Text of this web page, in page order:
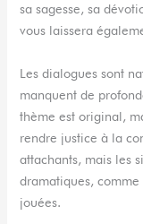
sa sagesse, sa
vous laissera
Les dialogues sont
manquent de
thème est original,
rendre justice à la
attachants, mais les
dramatiques,
jouées.